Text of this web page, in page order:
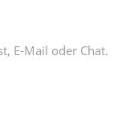
E-Mail oder Chat.